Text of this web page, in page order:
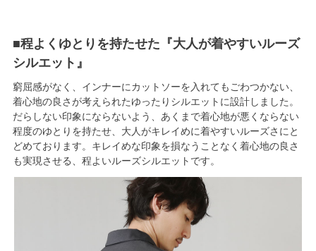
■程よくゆとりを持たせた『大人が着やすいルーズ
シルエット』
窮屈感がなく、インナーにカットソーを入れてもごわつかない、
着心地の良さが考えられたゆったりシルエットに設計しました。
だらしない印象にならないよう、あくまで着心地が悪くならない
程度のゆとりを持たせ、大人がキレイめに着やすいルーズさにと
どめております。キレイめな印象を損なうことなく着心地の良さ
も実現させる、程よいルーズシルエットです。